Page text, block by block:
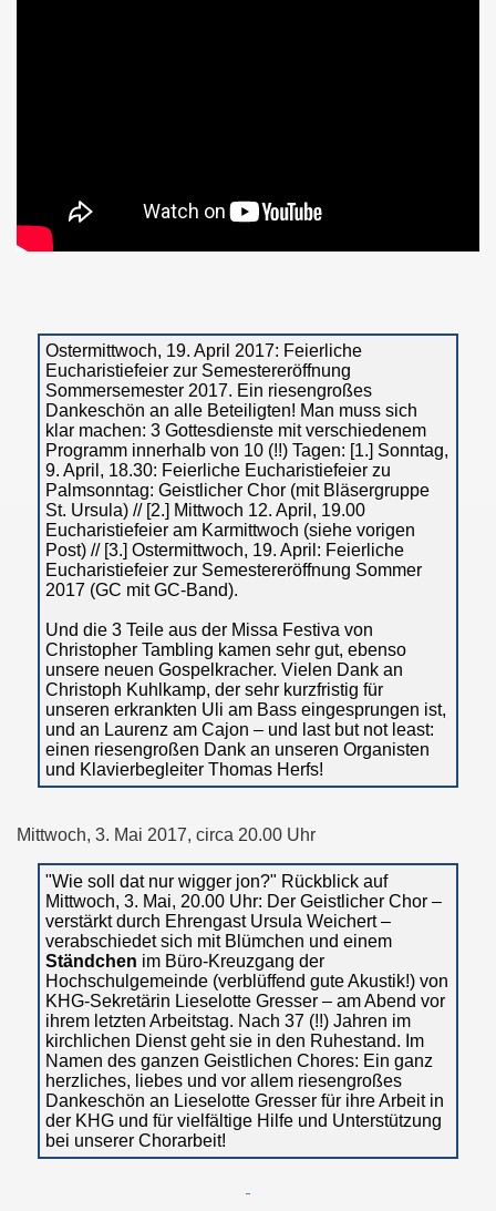
Ostermittwoch, 19. April 2017: Feierliche
Eucharistiefeier zur Semestereröffnung
Sommersemester 2017. Ein riesengroßes
Dankeschön an alle Beteiligten! Man muss sich
klar machen: 3 Gottesdienste mit verschiedenem
Programm innerhalb von 10 (!!) Tagen: [1.] Sonntag,
9. April, 18.30: Feierliche Eucharistiefeier zu
Palmsonntag: Geistlicher Chor (mit Bläsergruppe
St. Ursula) // [2.] Mittwoch 12. April, 19.00
Eucharistiefeier am Karmittwoch (siehe vorigen
Post) // [3.] Ostermittwoch, 19. April: Feierliche
Eucharistiefeier zur Semestereröffnung Sommer
2017 (GC mit GC-Band).
Und die 3 Teile aus der Missa Festiva von
Christopher Tambling kamen sehr gut, ebenso
unsere neuen Gospelkracher. Vielen Dank an
Christoph Kuhlkamp, der sehr kurzfristig für
unseren erkrankten Uli am Bass eingesprungen ist,
und an Laurenz am Cajon – und last but not least:
einen riesengroßen Dank an unseren Organisten
und Klavierbegleiter Thomas Herfs!
Mittwoch, 3. Mai 2017, circa 20.00 Uhr
"Wie soll dat nur wigger jon?" Rückblick auf
Mittwoch, 3. Mai, 20.00 Uhr: Der Geistlicher Chor –
verstärkt durch Ehrengast Ursula Weichert –
verabschiedet sich mit Blümchen und einem
Ständchen im Büro-Kreuzgang der
Hochschulgemeinde (verblüffend gute Akustik!) von
KHG-Sekretärin Lieselotte Gresser – am Abend vor
ihrem letzten Arbeitstag. Nach 37 (!!) Jahren im
kirchlichen Dienst geht sie in den Ruhestand. Im
Namen des ganzen Geistlichen Chores: Ein ganz
herzliches, liebes und vor allem riesengroßes
Dankeschön an Lieselotte Gresser für ihre Arbeit in
der KHG und für vielfältige Hilfe und Unterstützung
bei unserer Chorarbeit!